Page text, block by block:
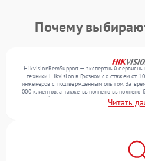
Почему
HikvisionRemSupport — экспертный
техники Hikvision в Грозном со стажем от
инженеров с подтвержденным опытом. За
000 клиентов, а также выполнено выполнено
сервисный центр поступает свыше 300
широким спектром неисправностей иЧитать